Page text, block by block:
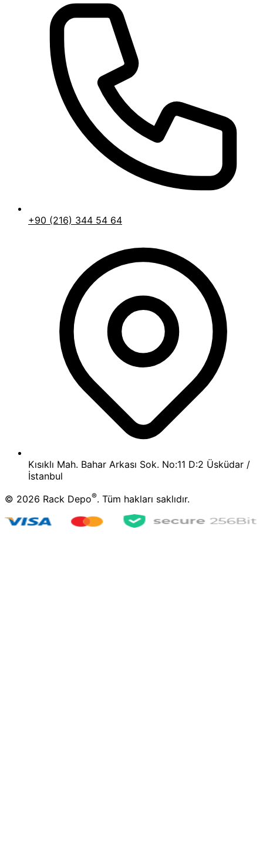
+90 (216) 344 54 64
Kısıklı Mah. Bahar Arkası Sok. No:11 D:2 Üsküdar /
İstanbul
© 2026 Rack Depo®. Tüm hakları saklıdır.